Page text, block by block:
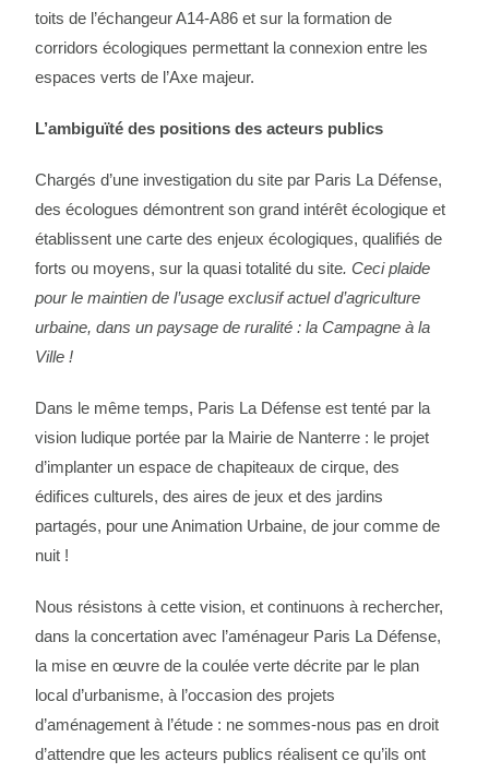
toits de l’échangeur A14-A86 et sur la formation de
corridors écologiques permettant la connexion entre les
espaces verts de l’Axe majeur.
L’ambiguïté des positions des acteurs publics
Chargés d’une investigation du site par Paris La Défense,
des écologues démontrent son grand intérêt écologique et
établissent une carte des enjeux écologiques, qualifiés de
forts ou moyens, sur la quasi totalité du site. Ceci plaide
pour le maintien de l’usage exclusif actuel d’agriculture
urbaine, dans un paysage de ruralité : la Campagne à la
Ville !
Dans le même temps, Paris La Défense est tenté par la
vision ludique portée par la Mairie de Nanterre : le projet
d’implanter un espace de chapiteaux de cirque, des
édifices culturels, des aires de jeux et des jardins
partagés, pour une Animation Urbaine, de jour comme de
nuit !
Nous résistons à cette vision, et continuons à rechercher,
dans la concertation avec l’aménageur Paris La Défense,
la mise en œuvre de la coulée verte décrite par le plan
local d’urbanisme, à l’occasion des projets
d’aménagement à l’étude : ne sommes-nous pas en droit
d’attendre que les acteurs publics réalisent ce qu’ils ont